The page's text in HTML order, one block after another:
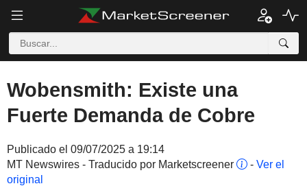
Wobensmith: Existe una
Fuerte Demanda de Cobre
Publicado el 09/07/2025 a 19:14
MT Newswires - Traducido por Marketscreener
- Ver el
original